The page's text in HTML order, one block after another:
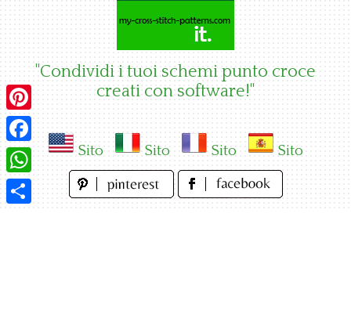
"Condividi i tuoi schemi punto croce
creati con software!"
Sito Sito Sito Sito
Pinterest
Facebook
WhatsApp